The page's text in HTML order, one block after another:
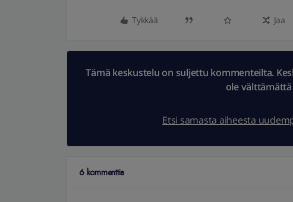
Tykkää Jaa
Tämä keskustelu on suljettu kommenteilta.
ole
Etsi samasta aiheesta
6 kommenttia